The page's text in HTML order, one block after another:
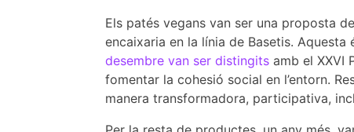
Els patés vegans van ser una proposta
encaixaria en la línia de Basetis. Aquesta
desembre van ser distingits amb el XXVI
fomentar la cohesió social en l’entorn.
manera transformadora, participativa,